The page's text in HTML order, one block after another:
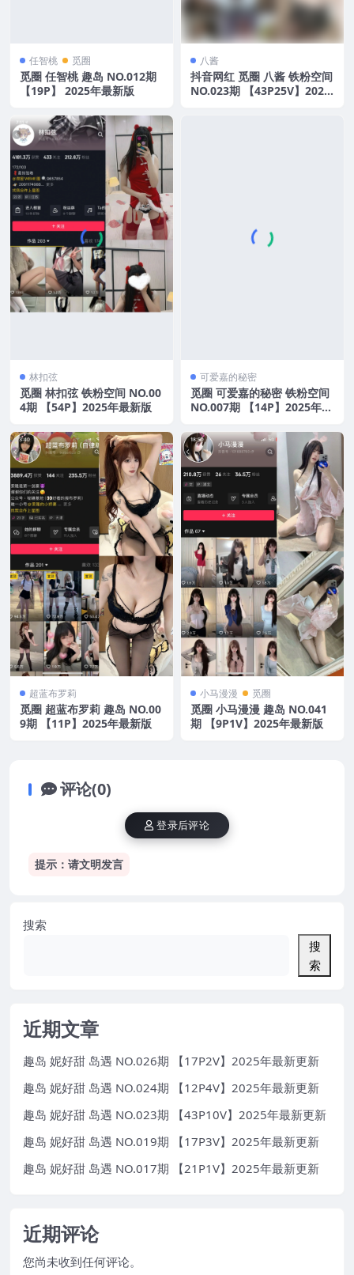
任智桃 觅圈
觅圈 任智桃 趣岛 NO.012期
【19P】 2025年最新版
八酱
抖音网红 觅圈 八酱 铁粉空间
NO.023期 【43P25V】2025
林扣弦
觅圈 林扣弦 铁粉空间 NO.00
4期 【54P】2025年最新版
可爱嘉的秘密
觅圈 可爱嘉的秘密 铁粉空间
NO.007期 【14P】2025年最
超蓝布罗莉
觅圈 超蓝布罗莉 趣岛 NO.00
9期 【11P】2025年最新版
小马漫漫 觅圈
觅圈 小马漫漫 趣岛 NO.041
期 【9P1V】2025年最新版
评论(0)
提示：请文明发言
登录后评论
搜索
搜
索
近期文章
趣岛 妮好甜 岛遇 NO.026期 【17P2V】2025年最新更新
趣岛 妮好甜 岛遇 NO.024期 【12P4V】2025年最新更新
趣岛 妮好甜 岛遇 NO.023期 【43P10V】2025年最新更新
趣岛 妮好甜 岛遇 NO.019期 【17P3V】2025年最新更新
趣岛 妮好甜 岛遇 NO.017期 【21P1V】2025年最新更新
近期评论
您尚未收到任何评论。